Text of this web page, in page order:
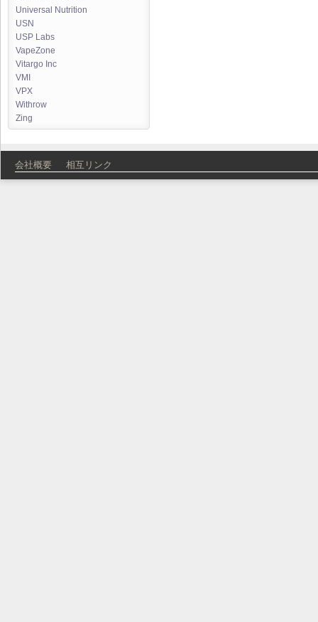
Universal Nutrition
USN
USP Labs
VapeZone
Vitargo Inc
VMI
VPX
Withrow
Zing
会社概要 相互リンク